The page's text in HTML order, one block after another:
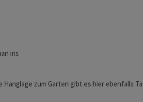
ins
Hanglage zum Garten gibt es hier ebenfalls